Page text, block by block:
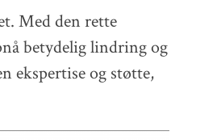
Med den rette
betydelig lindring og
ekspertise og støtte,